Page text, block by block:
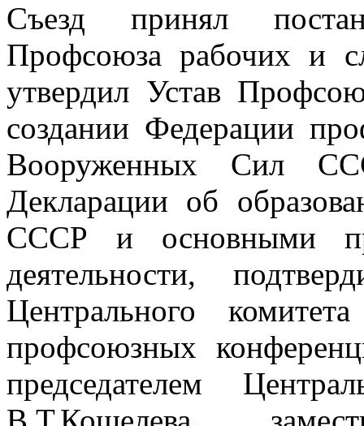
Съезд принял
Профсоюза рабо­чих и
утвердил Устав
создании Федерации
Вооруженных Сил
Декларации об
СССР и основ­ными
деятельности,
Центрального
профсоюзных
председате­лем